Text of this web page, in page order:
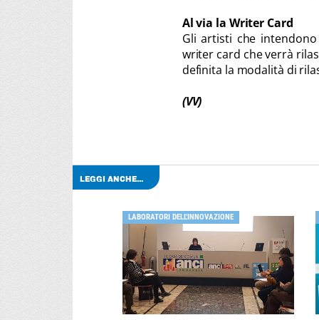
Al via la Writer Card
Gli artisti che
writer card che verrà
definita la modalità di
(VV)
LEGGI ANCHE...
LABORATORI DELL'INNOVAZIONE